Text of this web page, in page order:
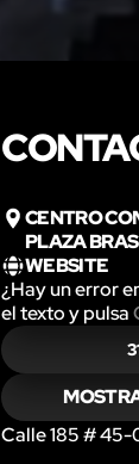
CENTRO
PLAZA
WEBSITE
¿Hay un error
el texto y pulsa
Calle 185 # 45-